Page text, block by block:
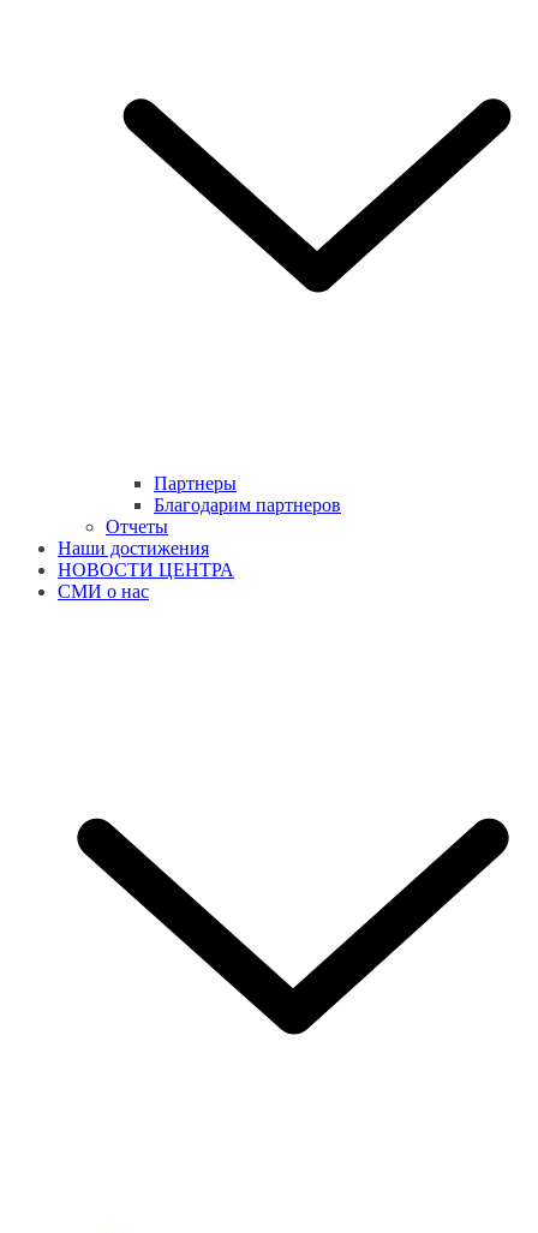
Партнеры
Благодарим партнеров
Отчеты
Наши достижения
НОВОСТИ ЦЕНТРА
СМИ о нас